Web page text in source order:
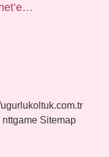
ugurlukoltuk.com.tr
nttgame Sitemap